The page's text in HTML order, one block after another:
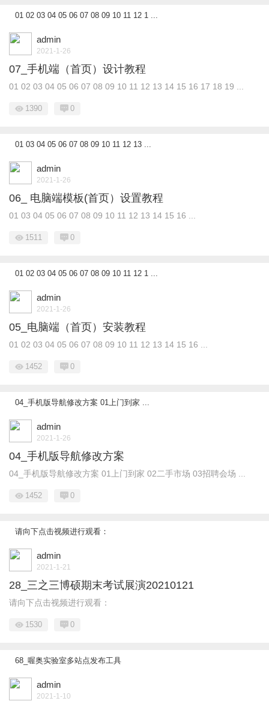
01 02 03 04 05 06 07 08 09 10 11 12 1 ...
admin
2021-1-26
07_手机端（首页）设计教程
01 02 03 04 05 06 07 08 09 10 11 12 13 14 15 16 17 18 19 ...
1390 0
01 03 04 05 06 07 08 09 10 11 12 13 ...
admin
2021-1-26
06_ 电脑端模板(首页）设置教程
01 03 04 05 06 07 08 09 10 11 12 13 14 15 16 ...
1511 0
01 02 03 04 05 06 07 08 09 10 11 12 1 ...
admin
2021-1-26
05_电脑端（首页）安装教程
01 02 03 04 05 06 07 08 09 10 11 12 13 14 15 16 ...
1452 0
04_手机版导航修改方案 01上门到家 ...
admin
2021-1-26
04_手机版导航修改方案
04_手机版导航修改方案 01上门到家 02二手市场 03招聘会场 ...
1452 0
请向下点击视频进行观看：
admin
2021-1-21
28_三之三博硕期末考试展演20210121
请向下点击视频进行观看：
1530 0
68_喔奥实验室多站点发布工具
admin
2021-1-10